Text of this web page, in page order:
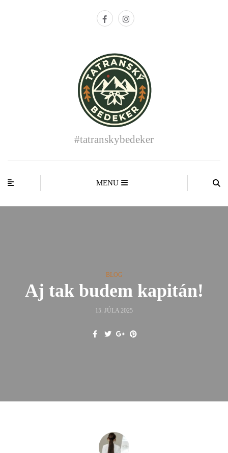
#tatranskybedeker
MENU
BLOG
Aj tak budem kapitán!
15. JÚLA 2025